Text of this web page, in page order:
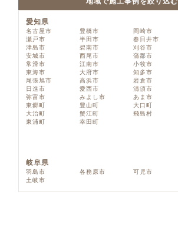
愛知県
名古屋市 豊橋市 岡崎市
瀬戸市
半田市 春日井市
津島市
碧南市 刈谷市
安城市
西尾市 蒲郡市
常滑市
江南市 小牧市
東海市
大府市 知多市
尾張旭市
高浜市 岩倉市
日進市
愛西市 清須市
弥富市
みよし市 あま市
東郷町
豊山町 大口町
大治町
蟹江町 飛島村
東浦町
幸田町
岐阜県
羽島市 各務原市 可児市
土岐市